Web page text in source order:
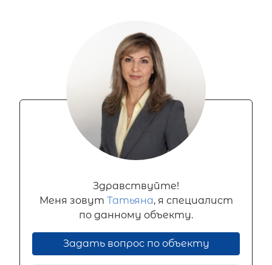
Здравствуйте!
Меня зовут Татьяна, я специалист
по данному объекту.
Задать вопрос по объекту